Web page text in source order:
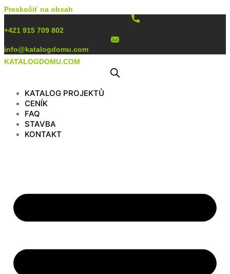
Preskočiť na obsah
+421 915 709 802
info@katalogdomu.com
KATALOGDOMU.COM
KATALOG PROJEKTŮ
CENÍK
FAQ
STAVBA
KONTAKT